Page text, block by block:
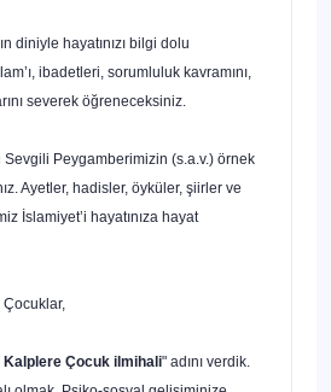
diniyle hayatınızı bilgi dolu
ibadetleri, sorumluluk kavramını,
severek öğreneceksiniz.
Sevgili Peygamberimizin (s.a.v.) örnek
Ayetler, hadisler, öyküler, şiirler ve
İslamiyet’i hayatınıza hayat
Çocuklar,
Kalplere Çocuk ilmihali" adını verdik.